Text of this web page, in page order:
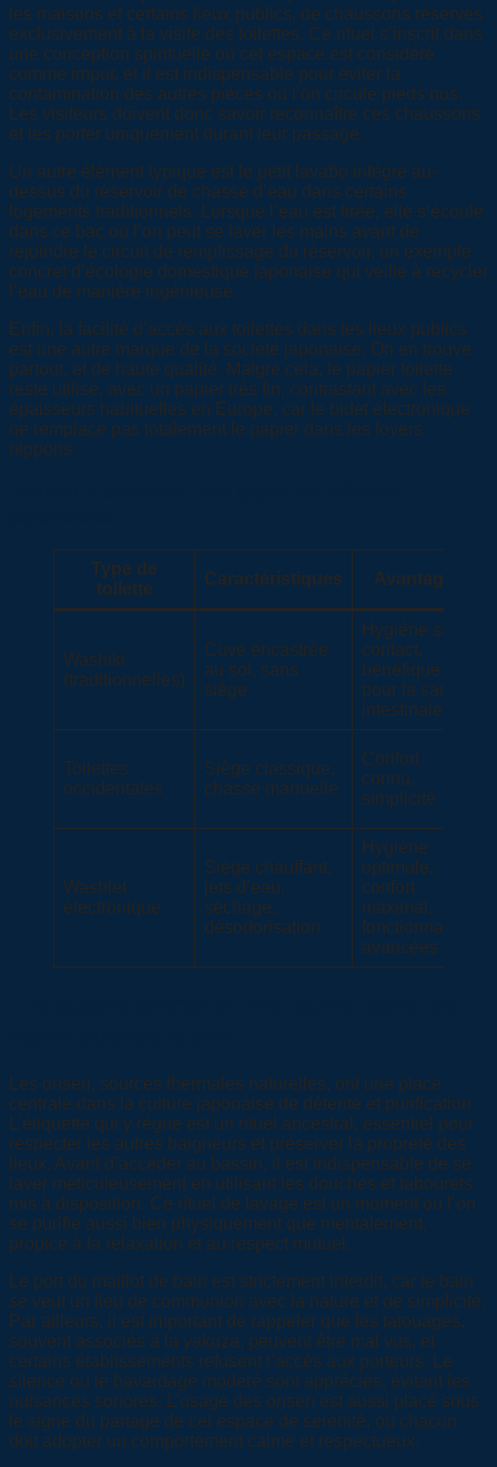
les maisons et certains lieux publics, de chaussons réservés
exclusivement à la visite des toilettes. Ce rituel s’inscrit dans
une conception spirituelle où cet espace est considéré
comme impur, et il est indispensable pour éviter la
contamination des autres pièces où l’on circule pieds nus.
Les visiteurs doivent donc savoir reconnaître ces chaussons
et les porter uniquement durant leur passage.
Un autre élément typique est le petit lavabo intégré au-
dessus du réservoir de chasse d’eau dans certains
logements traditionnels. Lorsque l’eau est tirée, elle s’écoule
dans ce bac où l’on peut se laver les mains avant de
rejoindre le circuit de remplissage du réservoir, un exemple
concret d’écologie domestique japonaise qui veille à recycler
l’eau de manière ingénieuse.
Enfin, la facilité d’accès aux toilettes dans les lieux publics
est une autre marque de la société japonaise. On en trouve
partout, et de haute qualité. Malgré cela, le papier toilette
reste utilisé, avec un papier très fin, contrastant avec les
épaisseurs habituelles en Europe, car le bidet électronique
ne remplace pas totalement le papier dans les foyers
nippons.
Type de
toilette
Caractéristiques Avantages
Washiki
(traditionnelles)
Cuve encastrée
au sol, sans
siège
Hygiène sans
contact,
bénéfique
pour la santé
intestinale
Toilettes
occidentales
Siège classique,
chasse manuelle
Confort
connu,
simplicité
Washlet
électronique
Siège chauffant,
jets d’eau,
séchage,
désodorisation
Hygiène
optimale,
confort
maximal,
fonctionnalités
avancées
Les onsen, sources thermales naturelles, ont une place
centrale dans la culture japonaise de détente et purification.
L’étiquette qui y règne est un rituel ancestral, essentiel pour
respecter les autres baigneurs et préserver la propreté des
lieux. Avant d’accéder au bassin, il est indispensable de se
laver méticuleusement en utilisant les douches et tabourets
mis à disposition. Ce rituel de lavage est un moment où l’on
se purifie aussi bien physiquement que mentalement,
propice à la relaxation et au respect mutuel.
Le port du maillot de bain est strictement interdit, car le bain
se veut un lieu de communion avec la nature et de simplicité.
Par ailleurs, il est important de rappeler que les tatouages,
souvent associés à la yakuza, peuvent être mal vus, et
certains établissements refusent l’accès aux porteurs. Le
silence ou le bavardage modéré sont appréciés, évitant les
nuisances sonores. L’usage des onsen est aussi placé sous
le signe du partage de cet espace de sérénité, où chacun
doit adopter un comportement calme et respectueux.